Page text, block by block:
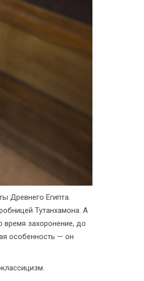
Древнего Египта.
Тутанхамона. А
захоронение, до
особенность — он